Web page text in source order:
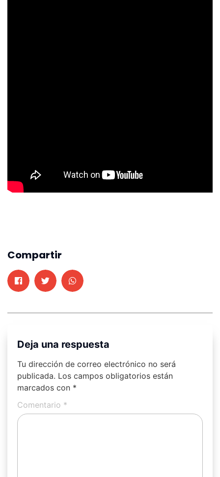
Compartir
Deja una respuesta
Tu dirección de correo electrónico no será
publicada. Los campos obligatorios están
marcados con *
Comentario *